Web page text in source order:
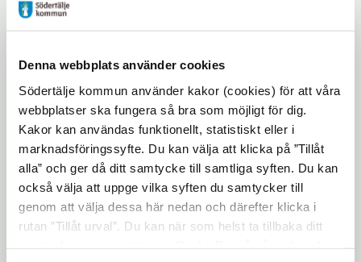
Denna webbplats använder cookies
Södertälje kommun använder kakor (cookies) för att våra
webbplatser ska fungera så bra som möjligt för dig.
Kakor kan användas funktionellt, statistiskt eller i
marknadsföringssyfte. Du kan välja att klicka på ”Tillåt
alla” och ger då ditt samtycke till samtliga syften. Du kan
också välja att uppge vilka syften du samtycker till
genom att välja dessa här nedan och därefter klicka i
rutan ”Tillåt urval”. Du kan när som helst ta tillbaka ditt
Mer information finner du på
Mälarprojektets webbsidaÖppna
fönster
.
Mälarprojektet och ny park